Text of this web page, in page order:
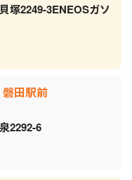
塚2249-3ENEOSガソ
磐田駅前
2292-6